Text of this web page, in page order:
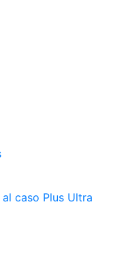
caso Plus Ultra